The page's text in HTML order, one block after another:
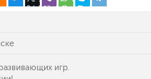
игр.